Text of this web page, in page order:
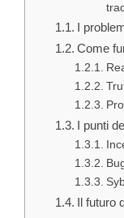
I
Come
I punti
Il futuro